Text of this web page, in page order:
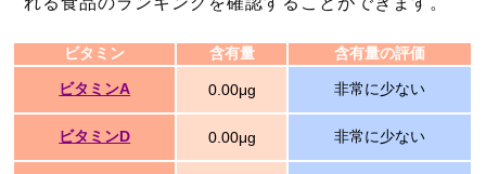
ビタミン 含有量 含有量の評価
ビタミンA 0.00μg 非常に少ない
ビタミンD 0.00μg 非常に少ない